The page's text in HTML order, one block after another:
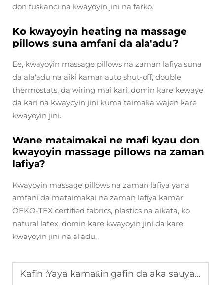
don fuskanci na kwayoyin jini na farko.
Ko kwayoyin heating na massage
pillows suna amfani da ala'adu?
Ee, kwayoyin massage pillows na zaman lafiya suna
da ala'adu na aiki kamar auto shut-off, double
thermostats, da wiring mai kari, domin kare kewaye
da kari na kwayoyin jini kuma taimaka wajen kare
kwayoyin jini.
Wane mataimakai ne mafi kyau don
kwayoyin massage pillows na zaman
lafiya?
Kwayoyin massage pillows na zaman lafiya yana
amfani da mataimakai na zaman lafiya kamar
OEKO-TEX certified fabrics, plastics na aikata, ko
natural latex, domin kare kwayoyin jini da kare
kwayoyin jini na al'adu.
Kafin :Yaya kamaƙin gafin da aka sauya harshen hankali taƙawa tsaro mai aiki?